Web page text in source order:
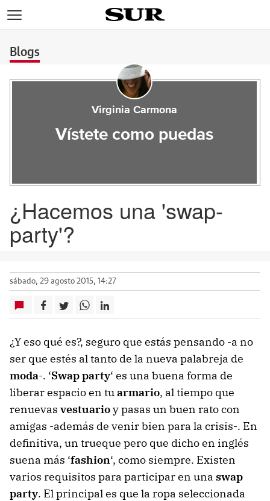
Blogs
Virginia Carmona
Vístete como puedas
¿Hacemos una 'swap-
party'?
sábado, 29 agosto 2015, 14:27
¿Y eso qué es?, seguro que estás pensando -a no
ser que estés al tanto de la nueva palabreja de
moda-. ‘Swap party‘ es una buena forma de
liberar espacio en tuarmario, al tiempo que
renuevas vestuarioy pasas un buen rato con
amigas -además de venir bien para la crisis-. En
definitiva, un trueque pero que dicho en inglés
suena más ‘fashion‘, como siempre. Existen
varios requisitos para participar en una swap
party. El principal es que la ropa seleccionada